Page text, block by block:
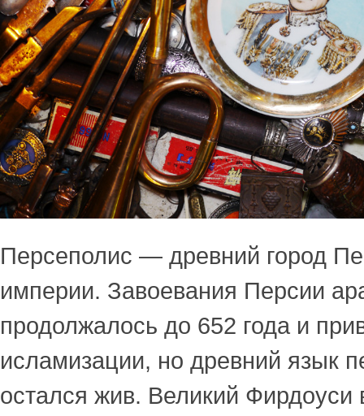
Персеполис — древний город
империи. Завоевания Персии
продолжалось до 652 года и
исламизации, но древний
остался жив. Великий Фирдоуси